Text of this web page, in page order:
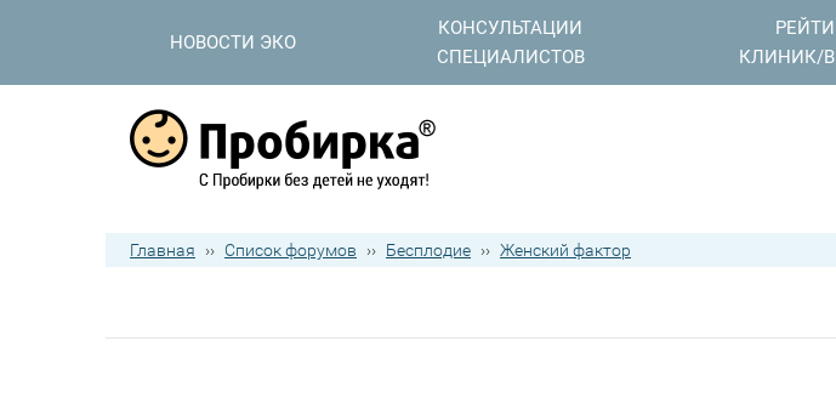
НОВОСТИ ЭКО
КОНСУЛЬТАЦИИ
СПЕЦИАЛИСТОВ
КЛИНИК/
Главная ›› Список форумов ›› Бесплодие ›› Женский фактор